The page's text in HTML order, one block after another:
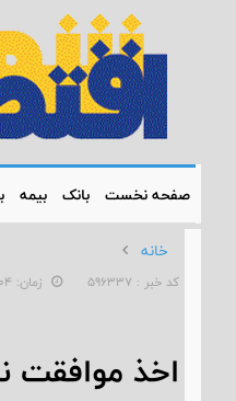
صفحه نخست بانک بیمه
خانه
کد خبر : 596337 زمان: ۱۶:۴۲:۰۴ - تاریخ: ۱۴۰۳/۰۱/۲۹
اخذ موافقت